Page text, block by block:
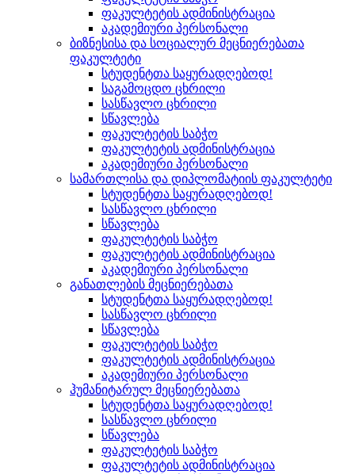
ფაკულტეტის ადმინისტრაცია
აკადემიური პერსონალი
ბიზნესისა და სოციალურ მეცნიერებათა
ფაკულტეტი
სტუდენტთა საყურადღებოდ!
საგამოცდო ცხრილი
სასწავლო ცხრილი
სწავლება
ფაკულტეტის საბჭო
ფაკულტეტის ადმინისტრაცია
აკადემიური პერსონალი
სამართლისა და დიპლომატიის ფაკულტეტი
სტუდენტთა საყურადღებოდ!
სასწავლო ცხრილი
სწავლება
ფაკულტეტის საბჭო
ფაკულტეტის ადმინისტრაცია
აკადემიური პერსონალი
განათლების მეცნიერებათა
სტუდენტთა საყურადღებოდ!
სასწავლო ცხრილი
სწავლება
ფაკულტეტის საბჭო
ფაკულტეტის ადმინისტრაცია
აკადემიური პერსონალი
ჰუმანიტარულ მეცნიერებათა
სტუდენტთა საყურადღებოდ!
სასწავლო ცხრილი
სწავლება
ფაკულტეტის საბჭო
ფაკულტეტის ადმინისტრაცია